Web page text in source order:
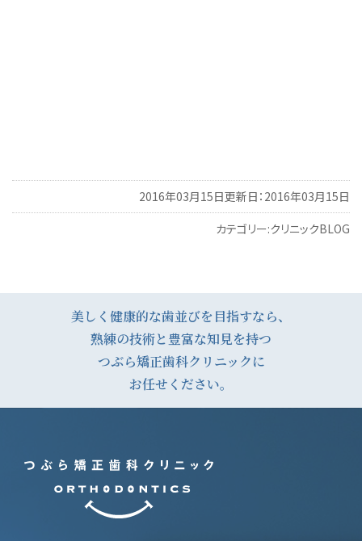
2016年03月15日更新日：2016年03月15日
カテゴリー:クリニックBLOG
稿
ー
ョ
美しく健康的な歯並びを目指すなら、
熟練の技術と豊富な知見を持つ
つぶら矯正歯科クリニックに
お任せください。